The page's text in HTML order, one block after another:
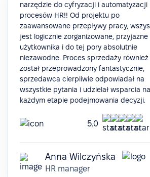
narzędzie do cyfryzacji i automatyzacji
procesów HR!! Od projektu po
zaawansowane przepływy pracy,
jest logicznie zorganizowane, przyjazne
użytkownika i do tej pory absolutnie
niezawodne. Proces sprzedaży również
został przeprowadzony fantastycznie,
sprzedawca cierpliwie odpowiadał na
wszystkie pytania i udzielał wsparcia na
każdym etapie podejmowania decyzji.
5.0
Anna Wilczyńska
HR manager